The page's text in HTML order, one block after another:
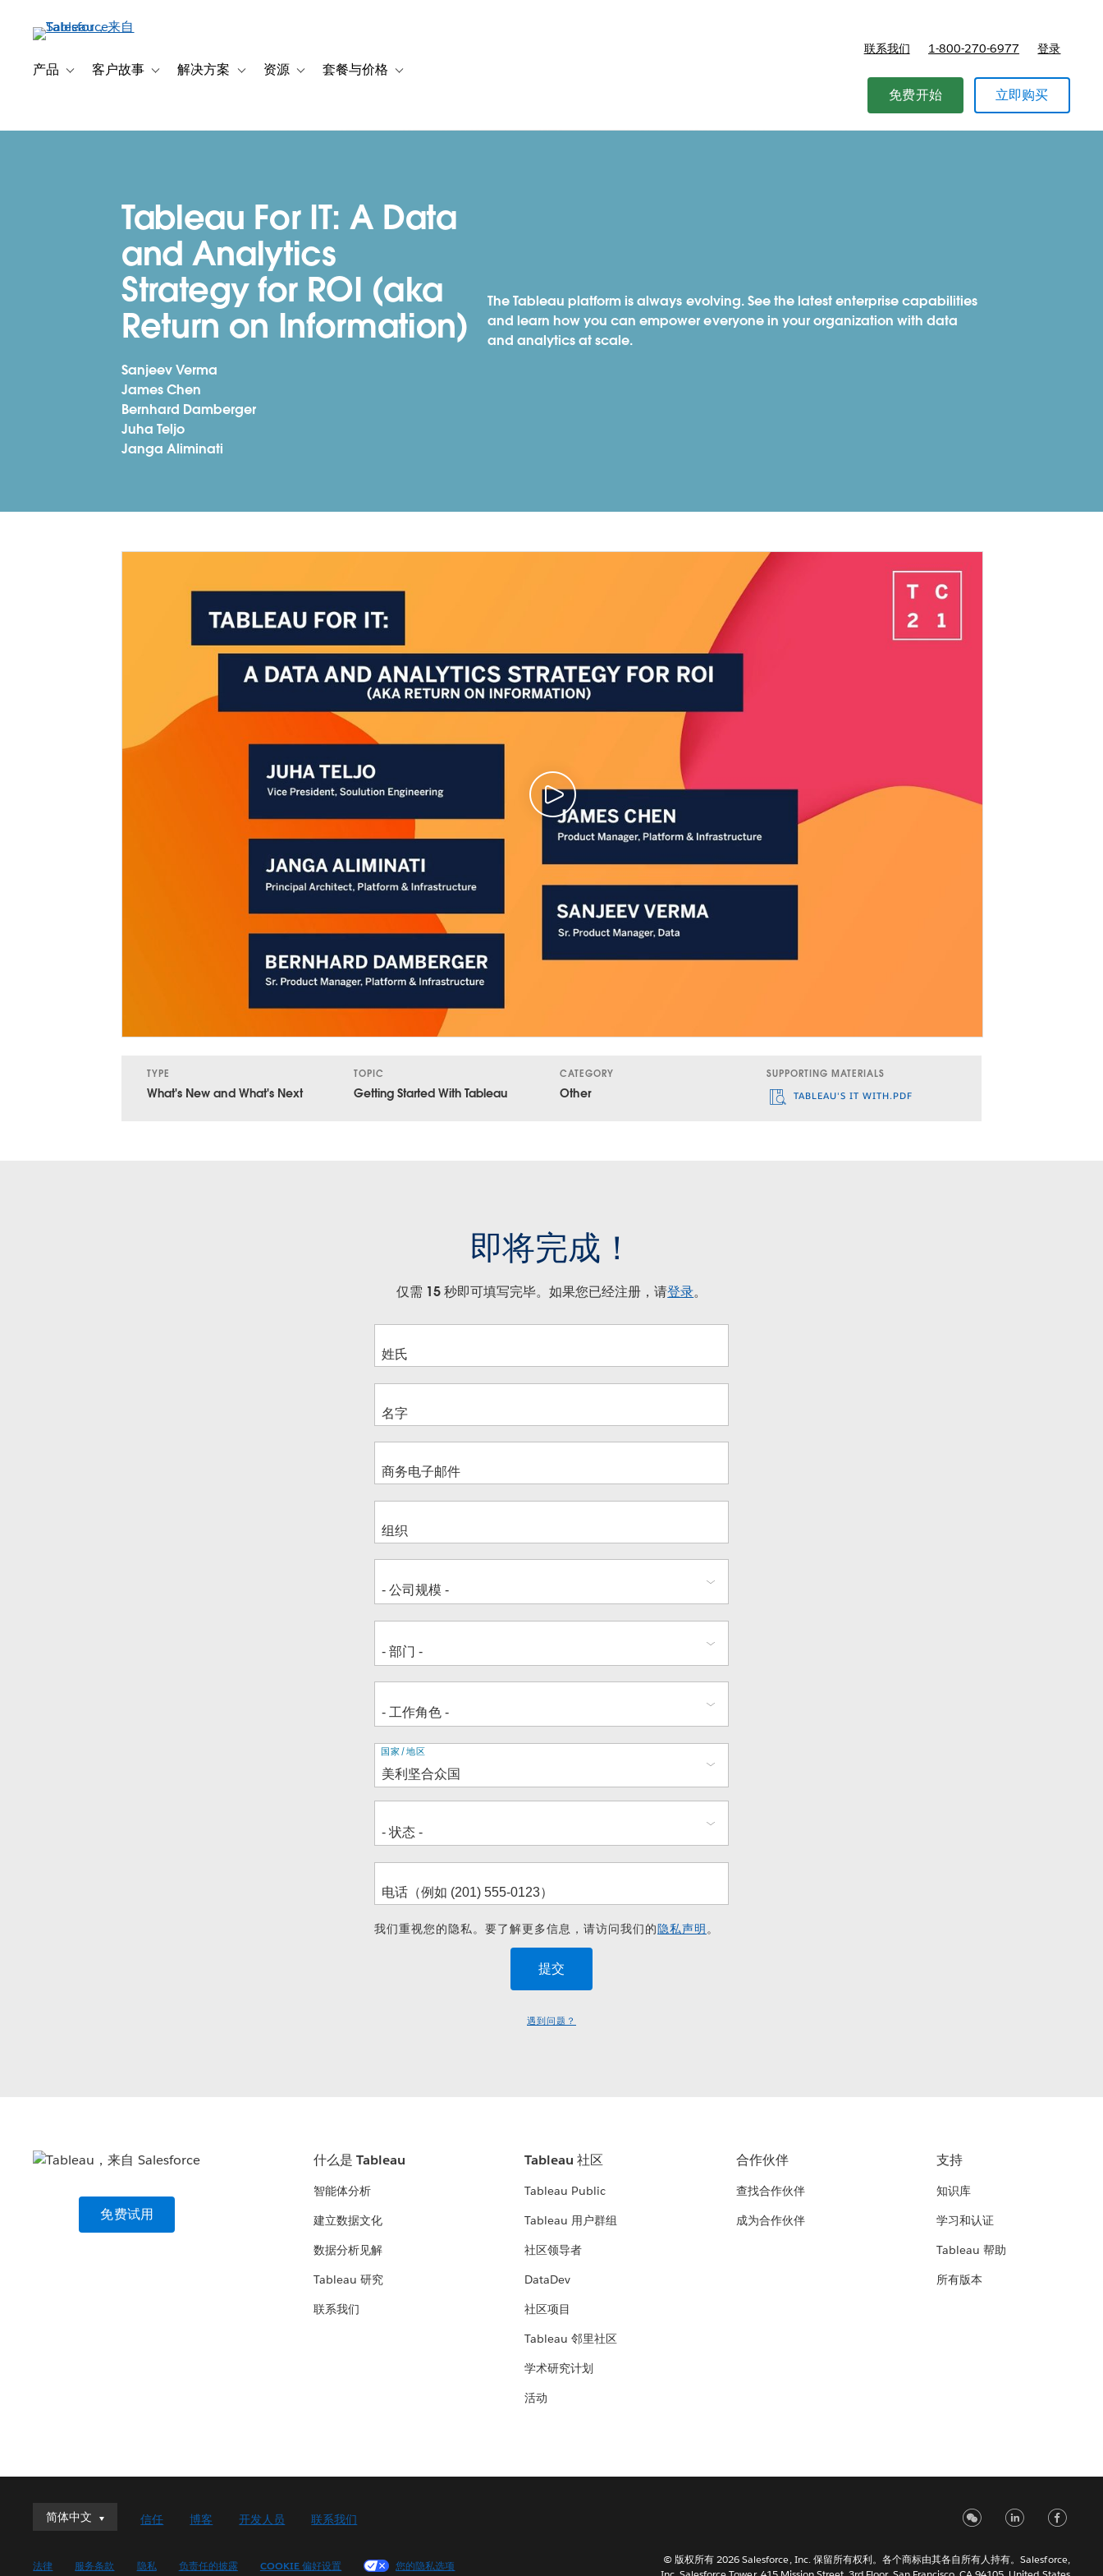
容
产品 Toggle sub-navigation for 产品
客户故事 Toggle sub-navigation for 客户故事
解决方案 Toggle sub-navigation for 解决方案
资源 Toggle sub-navigation for 资源
套餐与价格 Toggle sub-navigation for 套餐与价格
联系我们 1-800-270-6977 登录
免费开始 立即购买
Tableau For IT: A Data
and Analytics
Strategy for ROI (aka
Return on Information)
Sanjeev Verma
James Chen
Bernhard Damberger
Juha Teljo
Janga Aliminati
The Tableau platform is always evolving. See the latest enterprise capabilities
and learn how you can empower everyone in your organization with data
and analytics at scale.
TYPE
What's New and What's Next
TOPIC
Getting Started With Tableau
CATEGORY
Other
SUPPORTING MATERIALS
TABLEAU'S IT WITH.PDF
即将完成！
仅需 15 秒即可填写完毕。如果您已经注册，请登录。
地
址
国家/地区
我们重视您的隐私。要了解更多信息，请访问我们的 隐私声明 。
遇到问题？
免费试用
什么是 Tableau
智能体分析
建立数据文化
数据分析见解
Tableau 研究
联系我们
Tableau 社区
Tableau Public
Tableau 用户群组
社区领导者
DataDev
社区项目
Tableau 邻里社区
学术研究计划
活动
合作伙伴
查找合作伙伴
成为合作伙伴
支持
知识库
学习和认证
Tableau 帮助
所有版本
简体中文
简体中文
English (UK)
信任 博客 开发人员 联系我们
法律 服务条款 隐私 负责任的披露 COOKIE 偏好设置 您的隐私选项
© 版权所有 2026 Salesforce, Inc. 保留所有权利。各个商标由其各自所有人持有。Salesforce,